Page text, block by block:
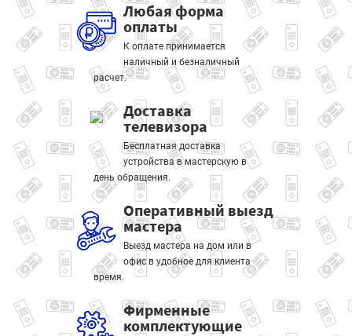
Любая форма
оплаты
К оплате принимается
наличный и безналичный
расчет.
Доставка
телевизора
Бесплатная доставка
устройства в мастерскую в
день обращения.
Оперативный выезд
мастера
Выезд мастера на дом или в
офис в удобное для клиента
время.
Фирменные
комплектующие